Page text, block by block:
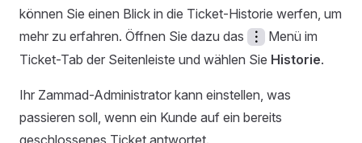
können Sie einen Blick in die Ticket-Historie werfen, um
mehr zu erfahren. Öffnen Sie dazu das
︙
Menü im
Ticket-Tab der Seitenleiste und wählen Sie Historie.
Ihr Zammad-Administrator kann einstellen, was
passieren soll, wenn ein Kunde auf ein bereits
geschlossenes Ticket antwortet.